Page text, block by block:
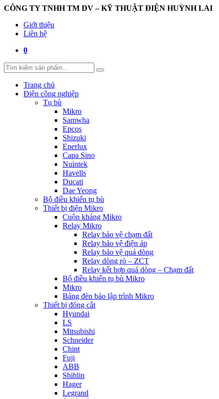
CÔNG TY TNHH TM DV – KỸ THUẬT ĐIỆN HUỲNH LAI
Giới thiệu
Liên hệ
0
Trang chủ
Điện công nghiệp
Tụ bù
Mikro
Samwha
Epcos
Shizuki
Enerlux
Capa Sino
Nuintek
Havells
Ducati
Dae Yeong
Bộ điều khiển tụ bù
Thiết bị điện Mikro
Cuộn kháng Mikro
Relay Mikro
Relay bảo vệ chạm đất
Relay bảo vệ điện áp
Relay bảo vệ quá dòng
Relay dòng rò – ZCT
Relay kết hợp quá dòng – Chạm đất
Bộ điều khiển tụ bù Mikro
Mikro
Bảng đèn báo lập trình Mikro
Thiết bị đóng cắt
Hyundai
LS
Mitsubishi
Schneider
Chint
Fuji
ABB
Shihlin
Hager
Legrand